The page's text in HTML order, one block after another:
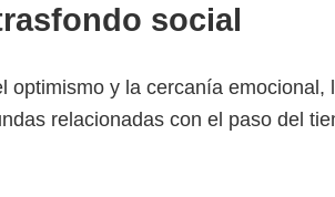
social
y la cercanía emocional,
relacionadas con el paso del